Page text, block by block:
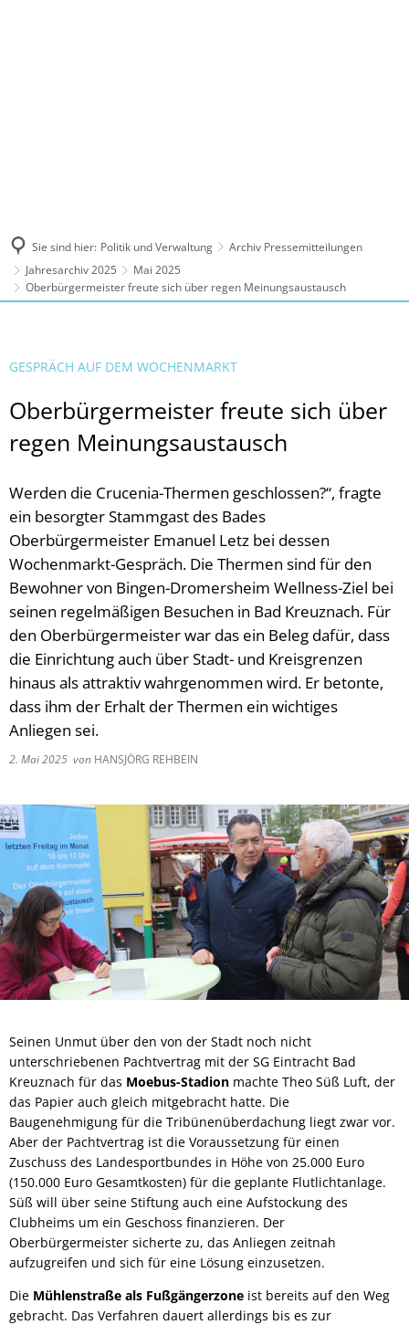
Sie sind hier: Politik und Verwaltung
Archiv Pressemitteilungen
Jahresarchiv 2025
Mai 2025
Oberbürgermeister freute sich über regen Meinungsaustausch
GESPRÄCH AUF DEM WOCHENMARKT
Oberbürgermeister freute sich über
regen Meinungsaustausch
Werden die Crucenia-Thermen geschlossen?“, fragte
ein besorgter Stammgast des Bades
Oberbürgermeister Emanuel Letz bei dessen
Wochenmarkt-Gespräch. Die Thermen sind für den
Bewohner von Bingen-Dromersheim Wellness-Ziel bei
seinen regelmäßigen Besuchen in Bad Kreuznach. Für
den Oberbürgermeister war das ein Beleg dafür, dass
die Einrichtung auch über Stadt- und Kreisgrenzen
hinaus als attraktiv wahrgenommen wird. Er betonte,
dass ihm der Erhalt der Thermen ein wichtiges
Anliegen sei.
2. Mai 2025 von HANSJÖRG REHBEIN
Seinen Unmut über den von der Stadt noch nicht
unterschriebenen Pachtvertrag mit der SG Eintracht Bad
Kreuznach für das Moebus-Stadion machte Theo Süß Luft, der
das Papier auch gleich mitgebracht hatte. Die
Baugenehmigung für die Tribünenüberdachung liegt zwar vor.
Aber der Pachtvertrag ist die Voraussetzung für einen
Zuschuss des Landesportbundes in Höhe von 25.000 Euro
(150.000 Euro Gesamtkosten) für die geplante Flutlichtanlage.
Süß will über seine Stiftung auch eine Aufstockung des
Clubheims um ein Geschoss finanzieren. Der
Oberbürgermeister sicherte zu, das Anliegen zeitnah
aufzugreifen und sich für eine Lösung einzusetzen.
Die Mühlenstraße als Fußgängerzone ist bereits auf den Weg
gebracht. Das Verfahren dauert allerdings bis es zur